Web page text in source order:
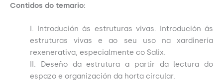
Contidos do temario:
I. Introdución ás estruturas vivas. Introdución ás
estruturas vivas e ao seu uso na xardinería
rexenerativa, especialmente co Salix.
II. Deseño da estrutura a partir da lectura do
espazo e organización da horta circular.